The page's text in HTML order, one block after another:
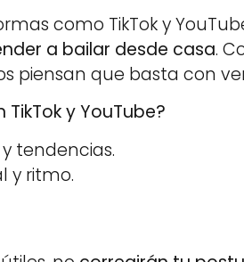
como TikTok y
a bailar desde casa.
piensan que basta con
y YouTube?
tendencias.
y ritmo.